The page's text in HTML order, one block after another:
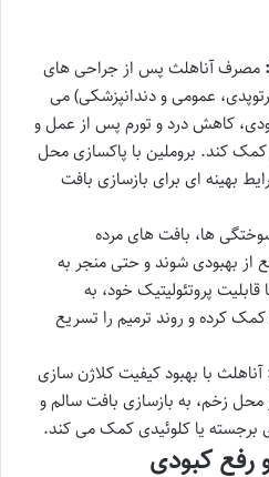
مصرف آناهلث پس از جراحی های
عمومی و دندانپزشکی) می
کاهش درد و تورم پس از عمل و
کمک کند. بروملین با پاکسازی محل
بهینه ای برای بازسازی بافت
ها، بافت های مرده
از بهبودی شوند و حتی منجر به
پروتئولیتیک خود، به
کرده و روند ترمیم را تسریع
آناهلث با بهبود کیفیت کلاژن سازی
زخم، به بازسازی بافت سالم و
یا کلوئیدی کمک می کند.